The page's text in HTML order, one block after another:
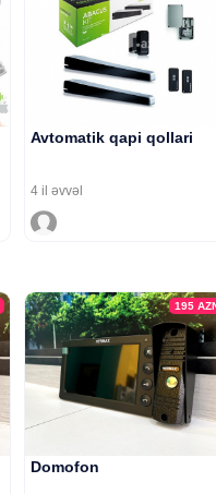
Avtomatik qapi qollari
4 il əvvəl
195
Domofon